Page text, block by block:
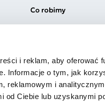
i reklam, aby oferować
Informacje o tym, jak
reklamowym i
od Ciebie lub uzyskanymi
Co robimy
Szkoła Jim Warszawa
Przedszkole Jim
Szkolenia